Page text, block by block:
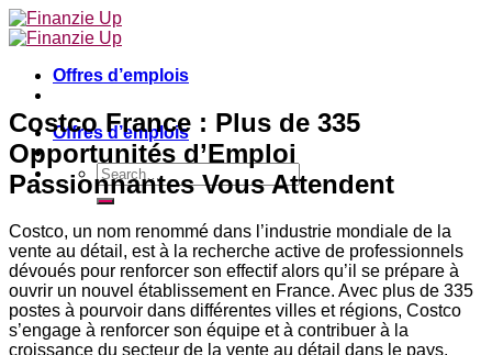
Skip
to
Offres d’emplois
Offres d’emplois
Costco France : Plus de 335
Opportunités d’Emploi
Passionnantes Vous Attendent
Costco, un nom renommé dans l’industrie mondiale de la
vente au détail, est à la recherche active de professionnels
dévoués pour renforcer son effectif alors qu’il se prépare à
ouvrir un nouvel établissement en France. Avec plus de 335
postes à pourvoir dans différentes villes et régions, Costco
s’engage à renforcer son équipe et à contribuer à la
croissance du secteur de la vente au détail dans le pays.